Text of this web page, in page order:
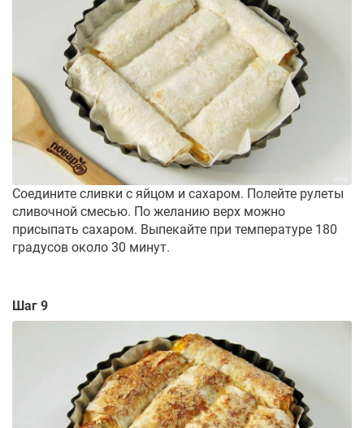
Соедините сливки с яйцом и сахаром. Полейте рулеты
сливочной смесью. По желанию верх можно
присыпать сахаром. Выпекайте при температуре 180
градусов около 30 минут.
Шаг 9